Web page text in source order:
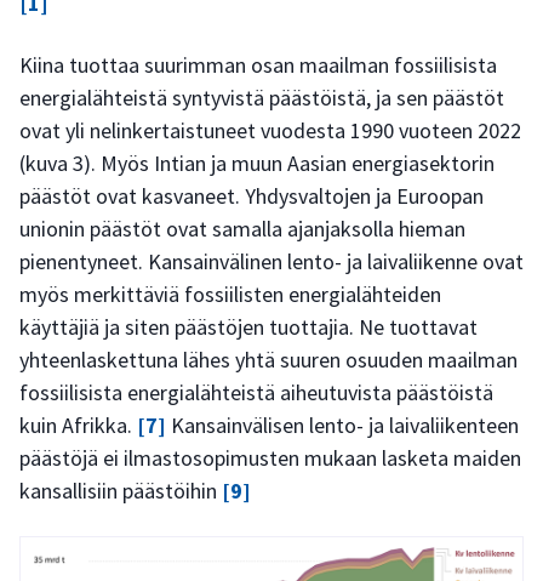
Kiina tuottaa suurimman osan maailman fossiilisista
energialähteistä syntyvistä päästöistä, ja sen päästöt
ovat yli nelinkertaistuneet vuodesta 1990 vuoteen 2022
(kuva 3). Myös Intian ja muun Aasian energiasektorin
päästöt ovat kasvaneet. Yhdysvaltojen ja Euroopan
unionin päästöt ovat samalla ajanjaksolla hieman
pienentyneet. Kansainvälinen lento- ja laivaliikenne ovat
myös merkittäviä fossiilisten energialähteiden
käyttäjiä ja siten päästöjen tuottajia. Ne tuottavat
yhteenlaskettuna lähes yhtä suuren osuuden maailman
fossiilisista energialähteistä aiheutuvista päästöistä
kuin Afrikka. [7] Kansainvälisen lento- ja laivaliikenteen
päästöjä ei ilmastosopimusten mukaan lasketa maiden
kansallisiin päästöihin [9]